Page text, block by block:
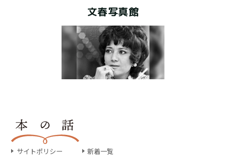
文春写真館
サイトポリシー
新着一覧